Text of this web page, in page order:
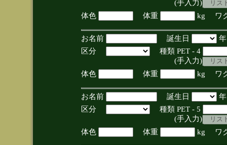
(手入力)
体色
体重 kg ワ
お名前 誕生日
区分
種類 PET - 4
(手入力)
体色
体重 kg ワ
お名前 誕生日
区分
種類 PET - 5
(手入力)
体色
体重 kg ワ